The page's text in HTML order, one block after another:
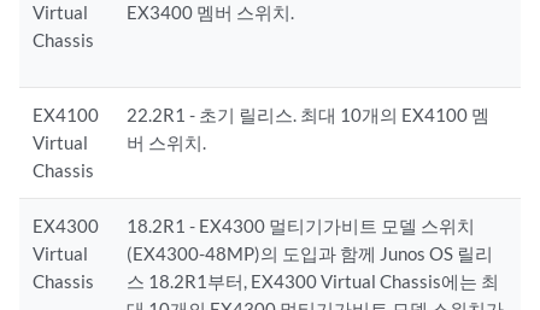
Virtual
Chassis
EX3400 멤버 스위치.
EX4100
Virtual
Chassis
22.2R1 - 초기 릴리스. 최대 10개의 EX4100 멤
버 스위치.
EX4300
Virtual
Chassis
18.2R1 - EX4300 멀티기가비트 모델 스위치
(EX4300-48MP)의 도입과 함께 Junos OS 릴리
스 18.2R1부터, EX4300 Virtual Chassis에는 최